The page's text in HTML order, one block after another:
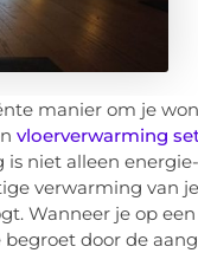
manier om je
vloerverwarming
is niet alleen
verwarming van
Wanneer je op
door de